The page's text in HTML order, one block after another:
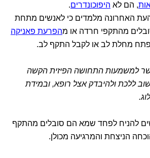
, הם לא היפוכונדרים.
האחרונה מלמדים כי לאנשים מתחת
הפרעת פאניקה
לפתח מחלת לב או לקבל התקף לב.
למשמעות התחושה הפיזית הקשה
ללכת ולהיבדק אצל רופא, ובמידת
להניח לפחד שמא הם סובלים מהתקף
הניצחת והמרגיעה מכולן.